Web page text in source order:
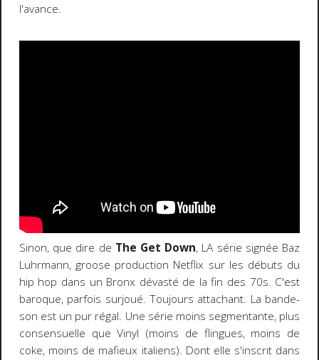
l'avance.
Sinon, que dire de The Get Down, LA série signée Baz
Luhrmann, groose production Netflix sur les débuts du
hip hop dans un Bronx dévasté de la fin des 70s. C'est
baroque, parfois surjoué. Toujours attachant. La bande-
son est un pur régal. Une série moins segmentante, plus
consensuelle que Vinyl (moins de flingues, moins de
coke, moins de mafieux italiens). Dont elle s'inscrit dans